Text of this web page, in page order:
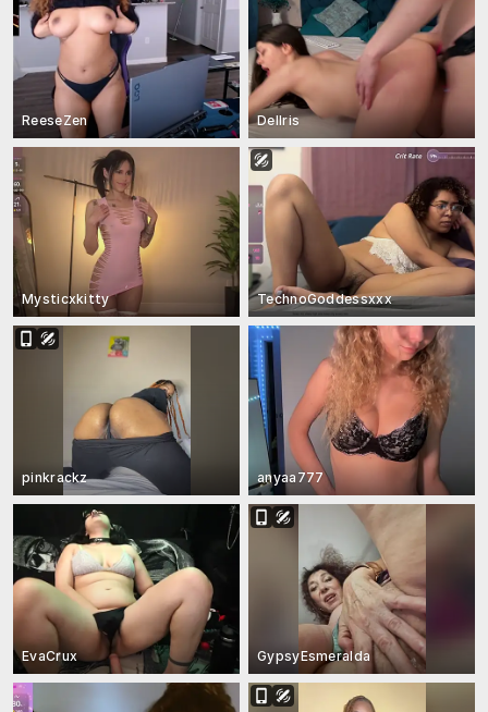
ReeseZen Dellris
Mysticxkitty TechnoGoddessxxx
pinkrackz anyaa777
EvaCrux GypsyEsmeralda